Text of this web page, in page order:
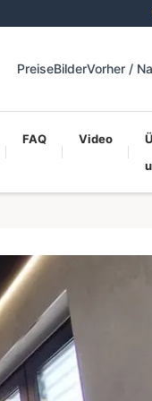
PreiseBilderVorher /
FAQ Video